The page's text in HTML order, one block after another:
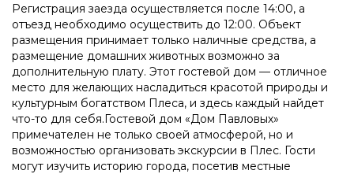
Регистрация заезда осуществляется после 14:00, а
отъезд необходимо осуществить до 12:00. Объект
размещения принимает только наличные средства, а
размещение домашних животных возможно за
дополнительную плату. Этот гостевой дом — отличное
место для желающих насладиться красотой природы и
культурным богатством Плеса, и здесь каждый найдет
что-то для себя.Гостевой дом «Дом Павловых»
примечателен не только своей атмосферой, но и
возможностью организовать экскурсии в Плес. Гости
могут изучить историю города, посетив местные